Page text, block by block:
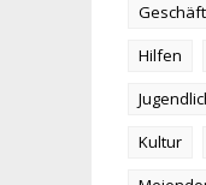
Hilfen
Kultur